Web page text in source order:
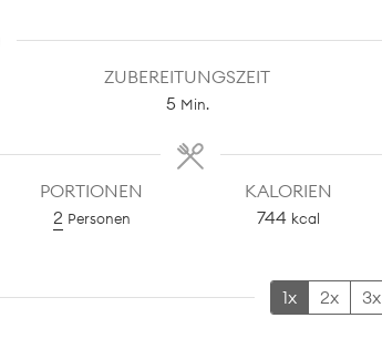
ZUBEREITUNGSZEIT
5Minuten
Min.
PORTIONEN
2 Personen
KALORIEN
744 kcal
1x 2x 3x